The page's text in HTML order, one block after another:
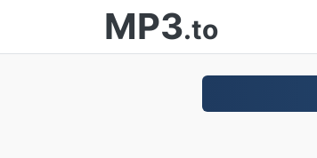
MP3.to